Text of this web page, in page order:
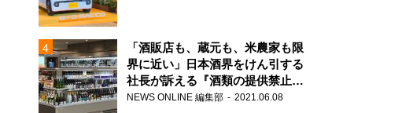
「酒販店も、蔵元も、米農家も限
界に近い」日本酒界をけん引する
社長が訴える『酒類の提供禁止』
策の大打撃
NEWS ONLINE 編集部 2021.06.08